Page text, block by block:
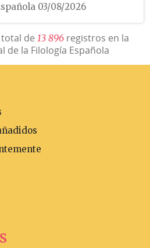
03/08/2026
de 13 896registros en la
de la Filología Española